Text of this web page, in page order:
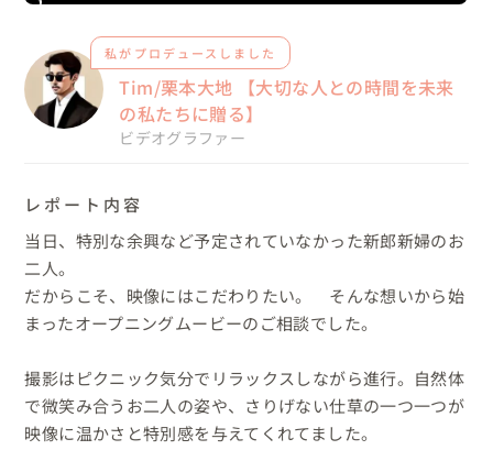
私がプロデュースしました
Tim/栗本大地 【大切な人との時間を未来
の私たちに贈る】
ビデオグラファー
レポート内容
当日、特別な余興など予定されていなかった新郎新婦のお
二人。
だからこそ、映像にはこだわりたい。　そんな想いから始
まったオープニングムービーのご相談でした。
撮影はピクニック気分でリラックスしながら進行。自然体
で微笑み合うお二人の姿や、さりげない仕草の一つ一つが
映像に温かさと特別感を与えてくれてました。